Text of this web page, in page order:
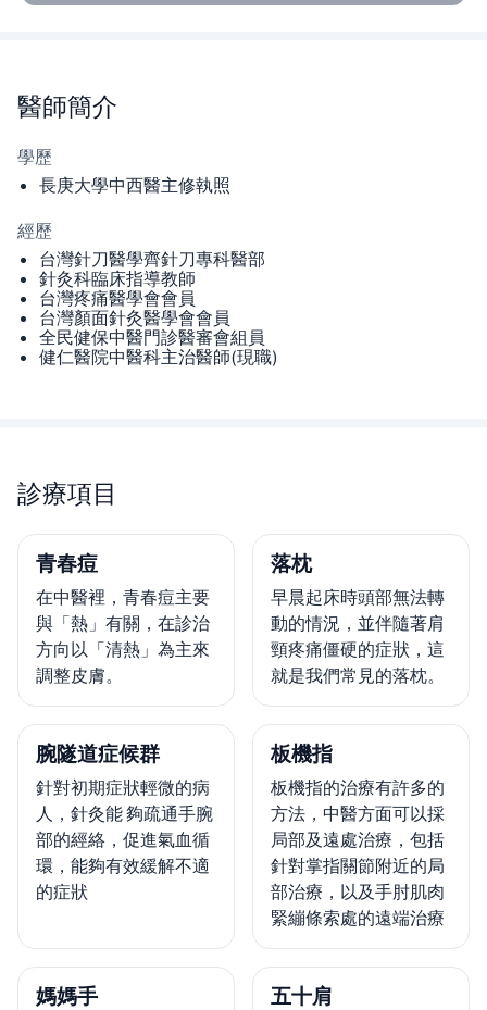
醫師簡介
學歷
長庚大學中西醫主修執照
經歷
台灣針刀醫學齊針刀專科醫部
針灸科臨床指導教師
台灣疼痛醫學會會員
台灣顏面針灸醫學會會員
全民健保中醫門診醫審會組員
健仁醫院中醫科主治醫師(現職)
診療項目
青春痘
在中醫裡，青春痘主要
與「熱」有關，在診治
方向以「清熱」為主來
調整皮膚。
落枕
早晨起床時頭部無法轉
動的情況，並伴隨著肩
頸疼痛僵硬的症狀，這
就是我們常見的落枕。
腕隧道症候群
針對初期症狀輕微的病
人，針灸能 夠疏通手腕
部的經絡，促進氣血循
環，能夠有效緩解不適
的症狀
板機指
板機指的治療有許多的
方法，中醫方面可以採
局部及遠處治療，包括
針對掌指關節附近的局
部治療，以及手肘肌肉
緊繃條索處的遠端治療
媽媽手 五十肩